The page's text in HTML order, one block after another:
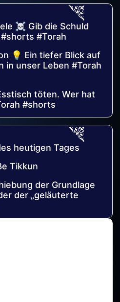
☠️ Gib die Schuld
#Torah
💡 Ein tiefer Blick auf
in unser Leben #Torah
töten. Wer hat
#shorts
heutigen Tages
Tikkun
der Grundlage
der „geläuterte